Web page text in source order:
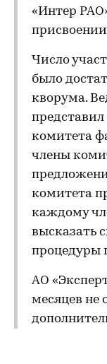
«Интер
Число
было
кворума.
комитета
члены
комитета
каждому
высказать
процедуры
АО
месяцев не